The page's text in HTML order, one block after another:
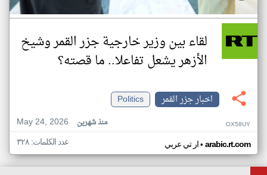
لقاء بين وزير خارجية جزر القمر وشيخ
الأزهر يشعل تفاعلا.. ما قصته؟
اخبار جزر القمر
Politics
May 24, 2026
منذ شهرين OX58UY
ار تي عربي• arabic.rt.com عدد الكلمات: ٣٢٨